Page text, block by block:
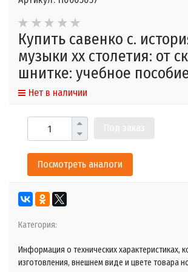
Купить савенко с.
музыки хх столетия: от
шнитке: учебное
Нет в наличии
Посмотреть аналоги
Категория:
Информация о технических характеристиках,
изготовления, внешнем виде и цвете товара